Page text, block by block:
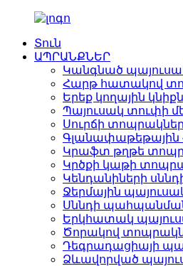
Տուն
ԱՊՐԱՆՔՆԵՐ
Կանգնած
Հարթ հատակով
Երեք կողային
Պայուսակ տուփի
Սուրճի տոպրակներ
Գլանափաթեթային
Կրաֆտ թղթե
Կրծքի կաթի
Կենդանիների
Ջերմային
Սննդի
Երկհատակ
Ծորակով
Դեգրադացիայի
Ձևավորված